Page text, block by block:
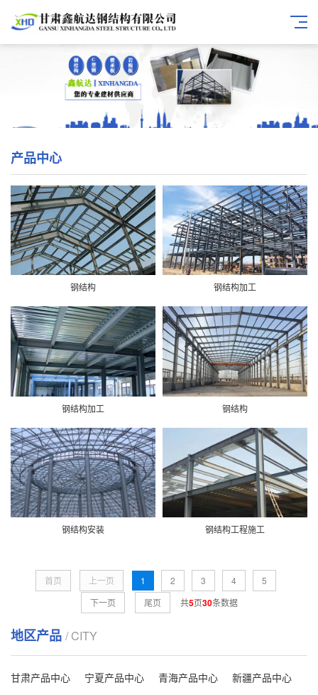
产品中心
钢结构 钢结构加工
钢结构加工 钢结构
钢结构安装 钢结构工程施工
首页 上一页 1 2 3 4
5
下一页
尾页 共5页30条数据
地区产品 / CITY
甘肃产品中心 宁夏产品中心 青海产品中心
新疆产品中心